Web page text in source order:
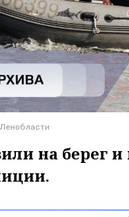
на берег и